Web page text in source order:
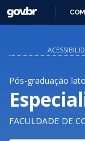
GOVBR
Pós-graduação
FACULDADE DE